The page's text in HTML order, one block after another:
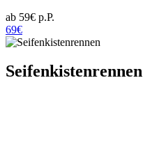
ab 59€ p.P.
69€
Seifenkistenrennen